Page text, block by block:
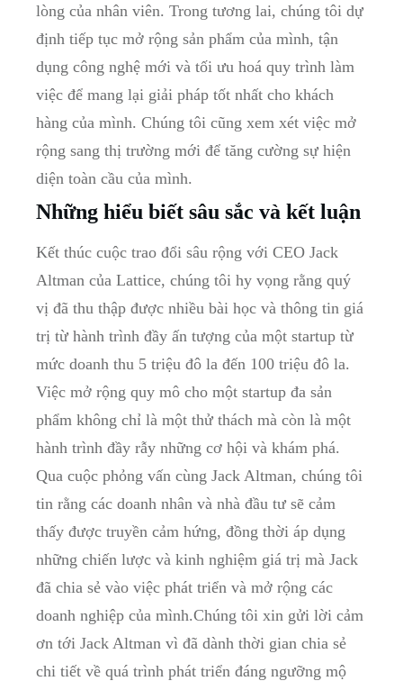
lòng của nhân viên. Trong‍ tương lai, chúng tôi dự
định ⁢tiếp tục‍ mở ⁢rộng⁢ sản phẩm của mình, tận​
dụng ​công‌ nghệ mới và tối ưu hoá quy ⁤trình làm
việc để mang lại⁢ giải pháp tốt nhất cho khách​
hàng ​của mình. Chúng⁤ tôi cũng xem xét việc​ mở
rộng sang ‍thị trường ⁢mới để tăng cường sự hiện
diện ⁤toàn ‍cầu của mình.
Những hiểu biết sâu sắc và kết luận
Kết thúc‌ cuộc trao đổi sâu rộng⁢ với CEO Jack
Altman của Lattice, chúng tôi hy vọng rằng quý
vị⁣ đã thu thập được nhiều bài học và ​thông tin giá
trị từ ⁢hành trình đầy ấn tượng của một startup từ
mức doanh thu 5 triệu đô⁢ la‌ đến 100 triệu đô la.
Việc​ mở rộng quy ‌mô⁣ cho một startup đa sản
phẩm không‍ chỉ là một‌ thử thách mà còn ⁢là một
hành trình ⁣đầy rẫy những cơ hội và khám ‍phá.
Qua⁢ cuộc phỏng ⁢vấn cùng Jack Altman, chúng tôi
tin rằng‍ các ⁤doanh nhân‌ và nhà đầu tư ⁢sẽ cảm
thấy được​ truyền cảm hứng, đồng thời áp dụng
những chiến ⁣lược và⁢ kinh nghiệm giá trị ⁢mà‌ Jack⁣
đã chia sẻ ​vào ⁤việc phát triển và mở‍ rộng các
doanh​ nghiệp của mình.Chúng tôi xin gửi lời cảm
⁢ơn ⁣tới ‌Jack Altman vì đã ⁣dành thời ​gian chia sẻ
chi ​tiết về quá trình ​phát triển ⁤đáng⁤ ngưỡng mộ